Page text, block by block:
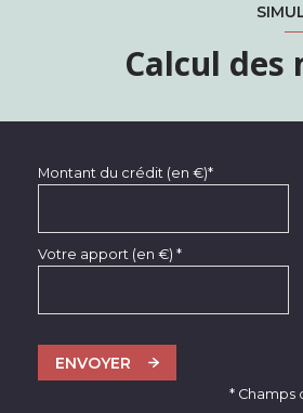
Calcul des
Montant du crédit (en €)*
Votre apport (en €) *
ENVOYER
* Champs